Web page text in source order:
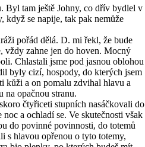
Byl tam ještě Johny, co dřív bydlel v
když se napije, tak pak nemůže
pořád dělá. D. mi řekl, že bude
vždy zahne jen do hoven. Mocný
Chlastali jsme pod jasnou oblohou
byly cizí, hospody, do kterých jsem
kůži a on pomalu zdvihal hlavu a
na opačnou stranu.
čtyřiceti stupních nasáčkovali do
a ochladí se. Ve skutečnosti však
do povinné povinnosti, do totemů
s hlavou opřenou o tyto totemy,